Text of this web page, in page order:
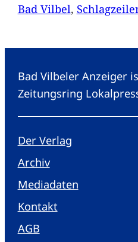
Bad Vilbel,
Bad Vilbeler Anzeiger
Zeitungsring
Der Verlag
Archiv
Mediadaten
Kontakt
AGB